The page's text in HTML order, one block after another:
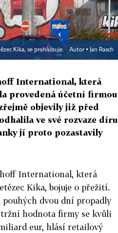
Kika, se prohlubuje. Autor ▪ Jan Rasch
International, která
provedená účetní firmou
objevily již před
ve své rozvaze díru
jí proto pozastavily
International, která
Kika, bojuje o přežití.
dvou dní propadly
hodnota firmy se kvůli
eur, hlásí retailový